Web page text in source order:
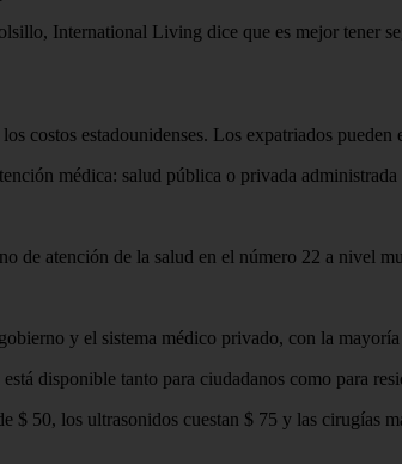
International Living dice que es mejor
costos estadounidenses. Los expatriados
médica: salud pública o privada
de atención de la salud en el número 22 a nivel
y el sistema médico privado, con la
disponible tanto para ciudadanos como para
50, los ultrasonidos cuestan $ 75 y las cirugías